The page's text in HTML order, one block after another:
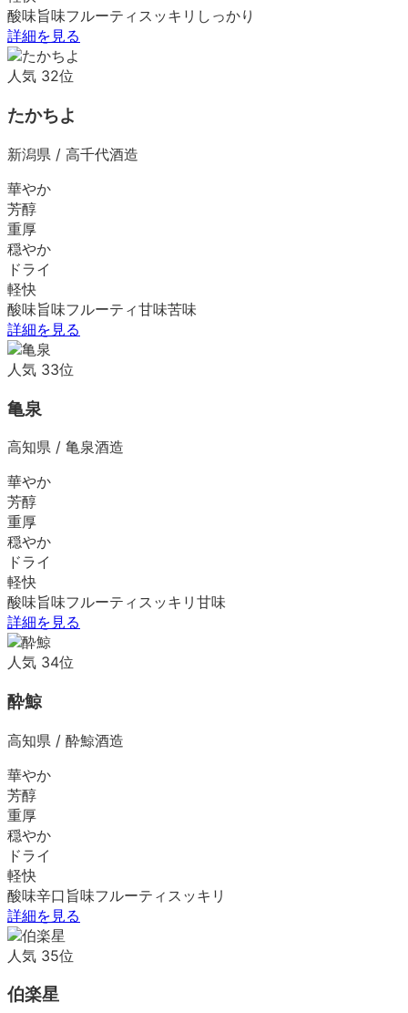
酸味旨味フルーティ スッキリ しっかり
詳細を見る
人気 32位
たかちよ
新潟県 / 高千代酒造
華やか
芳醇
重厚
穏やか
ドライ
軽快
酸味旨味フルーティ甘味苦味
詳細を見る
人気 33位
亀泉
高知県 / 亀泉酒造
華やか
芳醇
重厚
穏やか
ドライ
軽快
酸味旨味フルーティ スッキリ 甘味
詳細を見る
人気 34位
酔鯨
高知県 / 酔鯨酒造
華やか
芳醇
重厚
穏やか
ドライ
軽快
酸味辛口 旨味フルーティ スッキリ
詳細を見る
人気 35位
伯楽星